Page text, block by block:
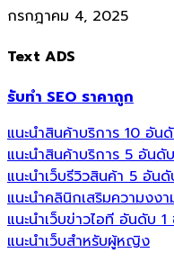
กรกฎาคม 4, 2025
Text ADS
รับทำ SEO ราคาถูก
แนะนำสินค้าบริการ 10 อัน
แนะนำสินค้าบริการ 5 อัน
แนะนำเว็บรีวิวสินค้า 5 อัน
แนะนำคลินิกเสริมความง
แนะนำเว็บข่าวไอที อันดับ
แนะนำเว็บสำหรับผู้หญิง